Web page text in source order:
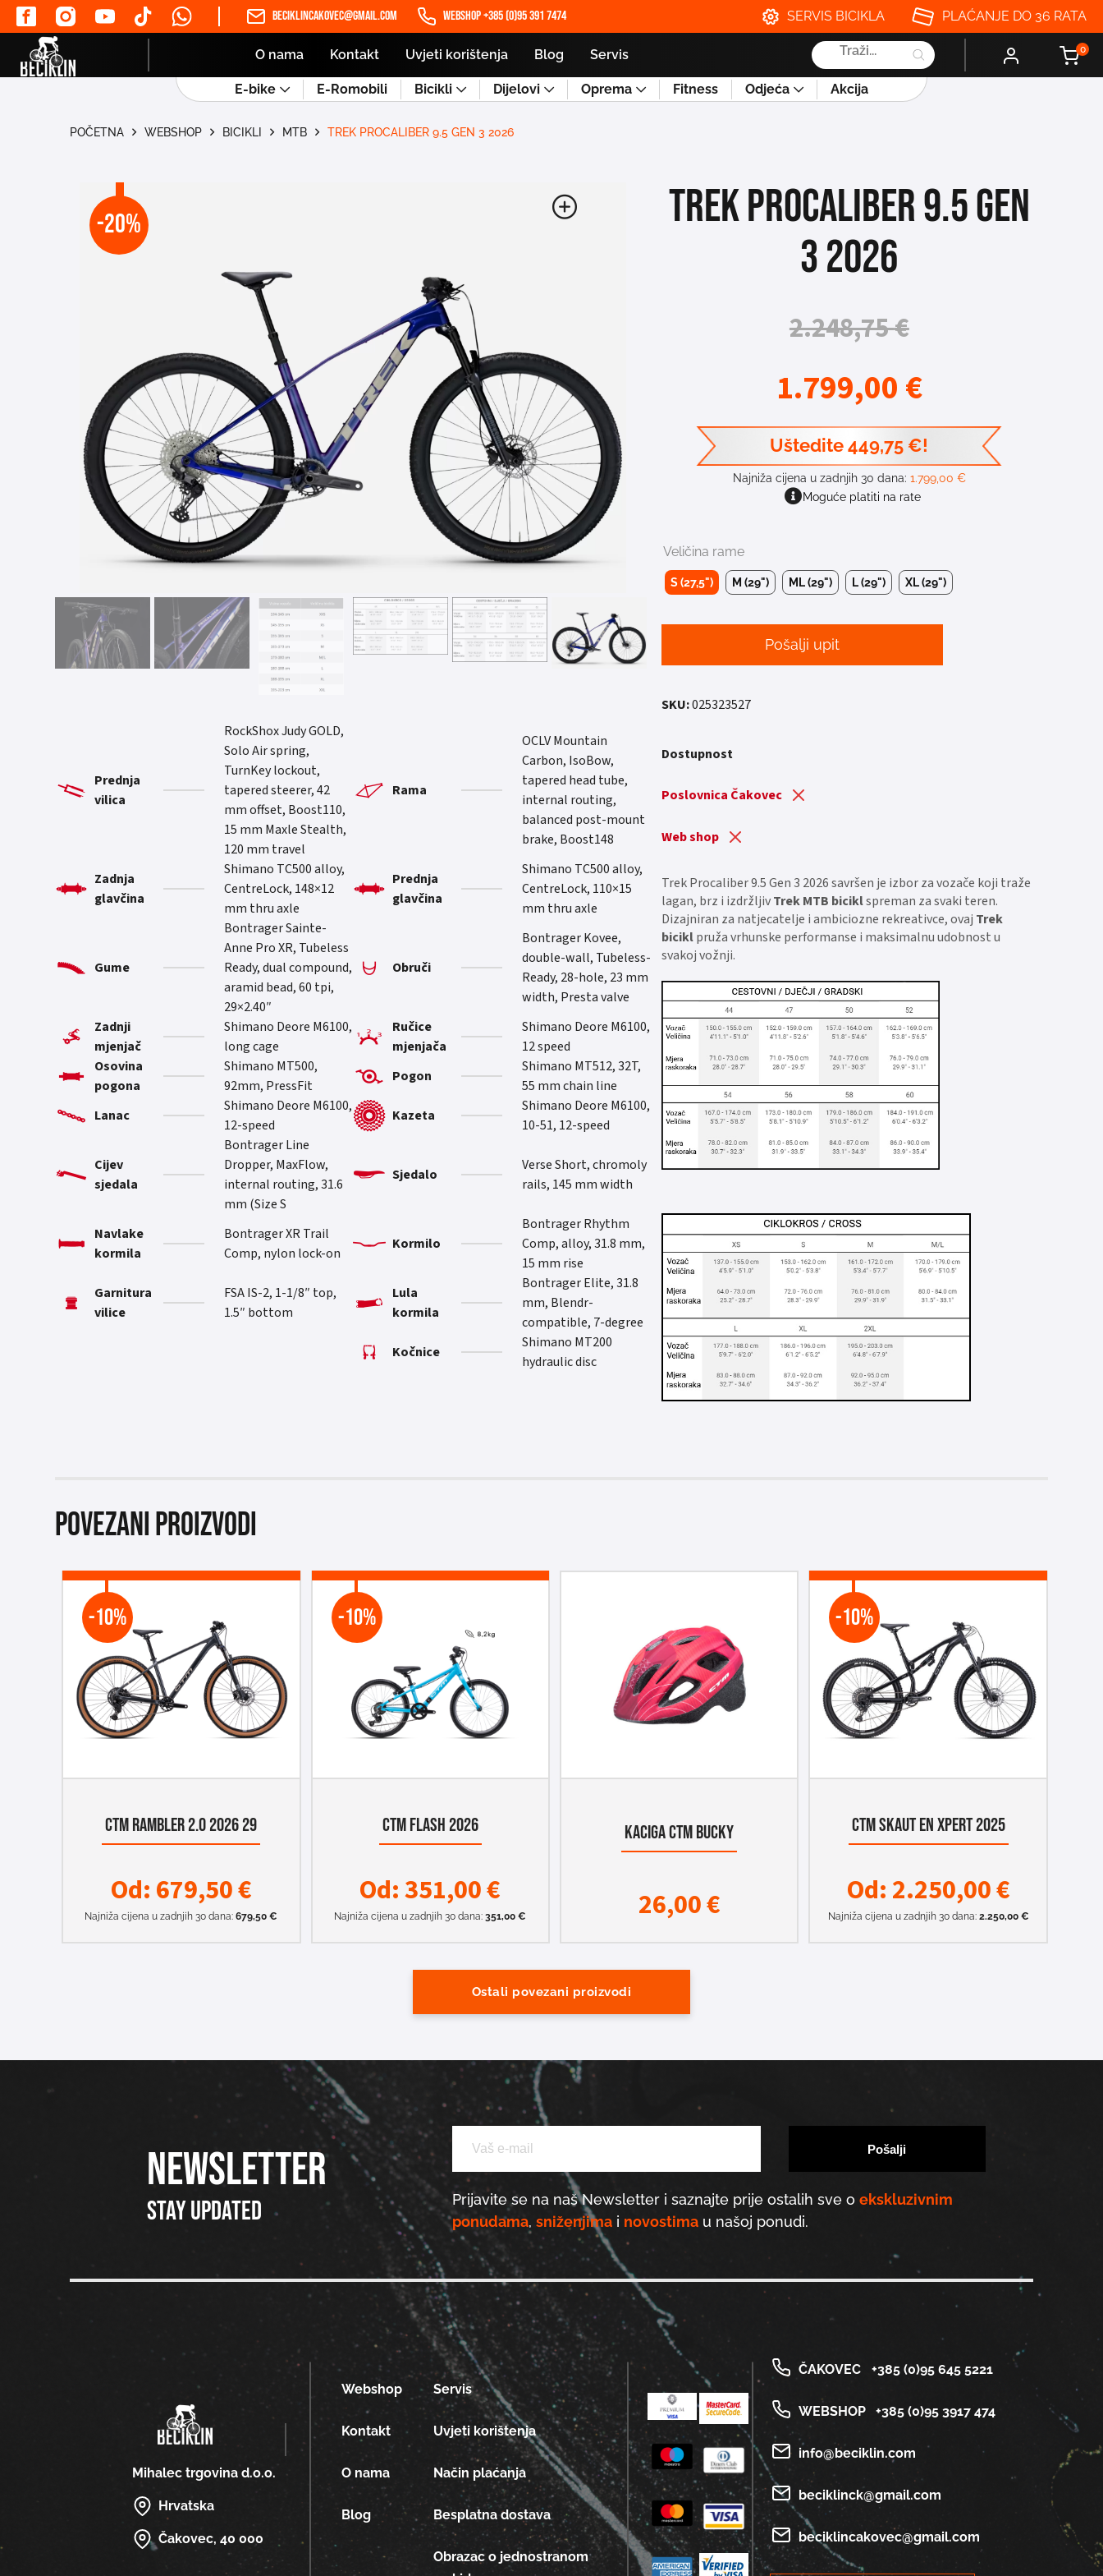
beciklincakovec@gmail.com WEBSHOP +385 (0)95 391 7474 SERVIS BICIKLA PLAĆANJE DO 36 RATA
O nama Kontakt Uvjeti korištenja Blog Servis
Products
search
0
E-bike E-Romobili Bicikli Dijelovi Oprema Fitness Odjeća Akcija
POČETNA WEBSHOP BICIKLI MTB TREK PROCALIBER 9.5 GEN 3 2026
-20%
Rama
OCLV Mountain
Carbon, IsoBow,
tapered head tube,
internal routing,
balanced post-mount
brake, Boost148
Prednja
vilica
RockShox Judy GOLD,
Solo Air spring,
TurnKey lockout,
tapered steerer, 42
mm offset, Boost110,
15 mm Maxle Stealth,
120 mm travel
Prednja
glavčina
Shimano TC500 alloy,
CentreLock, 110×15
mm thru axle
Zadnja
glavčina
Shimano TC500 alloy,
CentreLock, 148×12
mm thru axle
Obruči
Bontrager Kovee,
double-wall, Tubeless-
Ready, 28-hole, 23 mm
width, Presta valve
Gume
Bontrager Sainte-
Anne Pro XR, Tubeless
Ready, dual compound,
aramid bead, 60 tpi,
29×2.40″
Ručice
mjenjača
Shimano Deore M6100,
12 speed
Zadnji
mjenjač
Shimano Deore M6100,
long cage
Pogon
Shimano MT512, 32T,
55 mm chain line
Osovina
pogona
Shimano MT500,
92mm, PressFit
Kazeta
Shimano Deore M6100,
10-51, 12-speed
Lanac
Shimano Deore M6100,
12-speed
Sjedalo
Verse Short, chromoly
rails, 145 mm width
Cijev
sjedala
Bontrager Line
Dropper, MaxFlow,
internal routing, 31.6
mm (Size S
Kormilo
Bontrager Rhythm
Comp, alloy, 31.8 mm,
15 mm rise
Navlake
kormila
Bontrager XR Trail
Comp, nylon lock-on
Lula
kormila
Bontrager Elite, 31.8
mm, Blendr-
compatible, 7-degree
Garnitura
vilice
FSA IS-2, 1-1/8″ top,
1.5″ bottom
Kočnice
Shimano MT200
hydraulic disc
TREK PROCALIBER 9.5 GEN
3 2026
2.248,75€
1.799,00€
Uštedite449,75 €!
Najniža cijena u zadnjih 30 dana: 1.799,00 €
Moguće platiti na rate
Veličina rame
S (27,5") M (29") ML (29") L (29") XL (29")
Pošalji upit
SKU:025323527
Dostupnost
Poslovnica Čakovec
Web shop
Trek Procaliber 9.5 Gen 3 2026 savršen je izbor za vozače koji traže
lagan, brz i izdržljivTrek MTB biciklspreman za svaki teren.
Dizajniran za natjecatelje i ambiciozne rekreativce, ovaj Trek
biciklpruža vrhunske performanse i maksimalnu udobnost u
svakoj vožnji.
Povezani proizvodi
-10%
CTM RAMBLER 2.0 2026 29
Od:679,50€
Najniža cijena u zadnjih 30 dana:679,50€
-10%
CTM FLASH 2026
Od:351,00€
Najniža cijena u zadnjih 30 dana:351,00€
KACIGA CTM BUCKY
26,00€
-10%
CTM SKAUT EN XPERT 2025
Od:2.250,00€
Najniža cijena u zadnjih 30 dana: 2.250,00 €
Ostali povezani proizvodi
NEWSLETTER
Stay updated Prijavite se na naš Newsletter i saznajte prije ostalih sve o ekskluzivnim
ponudama, sniženjimai novostimau našoj ponudi.
Mihalec trgovina d.o.o.
Hrvatska
Čakovec, 40 000
Webshop
Kontakt
O nama
Blog
Servis
Uvjeti korištenja
Način plaćanja
Besplatna dostava
Obrazac o jednostranom
ČAKOVEC +385 (0)95 645 5221
WEBSHOP +385 (0)95 3917 474
info@beciklin.com
beciklinck@gmail.com
beciklincakovec@gmail.com